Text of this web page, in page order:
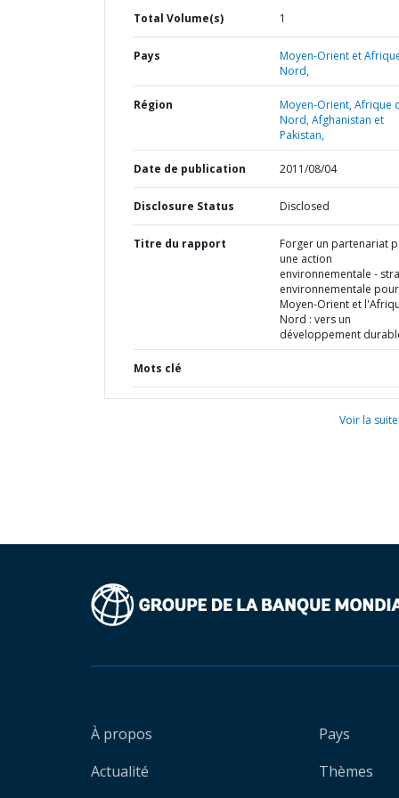
Total Volume(s) 1
Pays
Moyen-Orient et
Nord,
Région
Moyen-Orient, Afrique
Nord, Afghanistan et
Pakistan,
Date de publication 2011/08/04
Disclosure Status Disclosed
Titre du rapport
Forger un partenariat
une action
environnementale -
environnementale
Moyen-Orient et
Nord : vers un
développement
Mots clé
Voir la suite
À propos
Actualité
Pays
Thèmes